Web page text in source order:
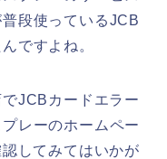
段使っているJCB
ですよね。
JCBカードエラー
レーのホームペー
してみてはいかが